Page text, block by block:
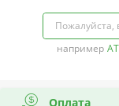
например
Оплата